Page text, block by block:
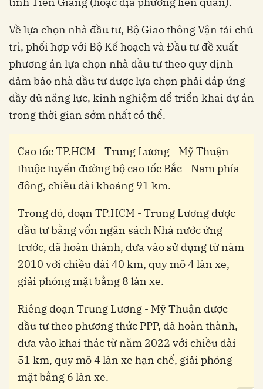
Về lựa chọn nhà đầu tư, Bộ Giao thông Vận tải chủ
trì, phối hợp với Bộ Kế hoạch và Đầu tư đề xuất
phương án lựa chọn nhà đầu tư theo quy định
đảm bảo nhà đầu tư được lựa chọn phải đáp ứng
đầy đủ năng lực, kinh nghiệm để triển khai dự án
trong thời gian sớm nhất có thể.
Cao tốc TP.HCM - Trung Lương - Mỹ Thuận
thuộc tuyến đường bộ cao tốc Bắc - Nam phía
đông, chiều dài khoảng 91 km.
Trong đó, đoạn TP.HCM - Trung Lương được
đầu tư bằng vốn ngân sách Nhà nước ứng
trước, đã hoàn thành, đưa vào sử dụng từ năm
2010 với chiều dài 40 km, quy mô 4 làn xe,
giải phóng mặt bằng 8 làn xe.
Riêng đoạn Trung Lương - Mỹ Thuận được
đầu tư theo phương thức PPP, đã hoàn thành,
đưa vào khai thác từ năm 2022 với chiều dài
51 km, quy mô 4 làn xe hạn chế, giải phóng
mặt bằng 6 làn xe.